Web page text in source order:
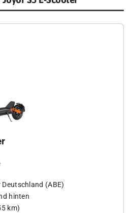
(ABE)
hinten
km)